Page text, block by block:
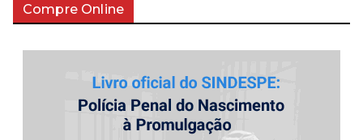
Compre Online